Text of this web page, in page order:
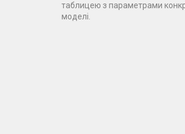
таблицею з параметрами
моделі.